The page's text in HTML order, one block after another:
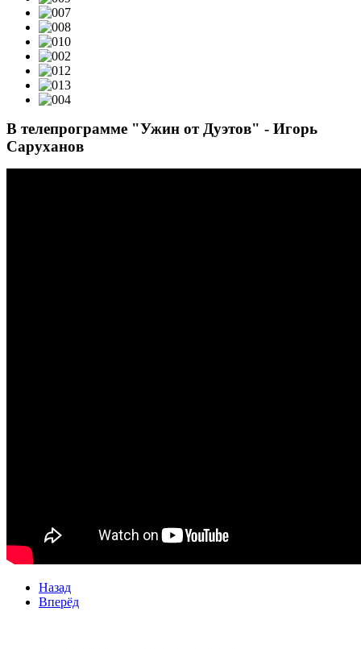
В телепрограмме "Ужин от Дуэтов" - Игорь
Саруханов
Назад
Вперёд